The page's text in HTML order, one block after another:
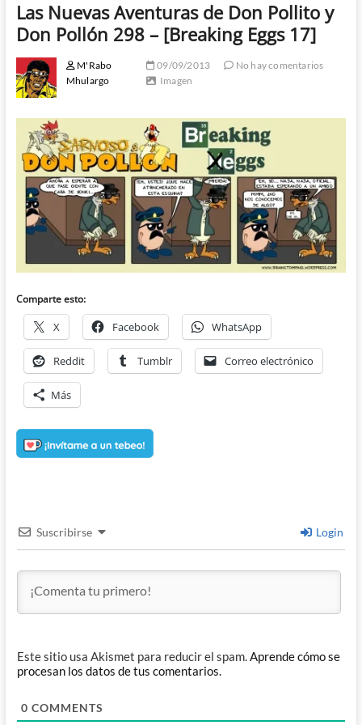
Las Nuevas Aventuras de Don Pollito y
Don Pollón 298 – [Breaking Eggs 17]
M'Rabo
Mhulargo
09/09/2013
No hay comentarios
Imagen
Comparte esto:
X Facebook WhatsApp
Reddit Tumblr Correo electrónico
Más
Suscribirse Login
Este sitio usa Akismet para reducir el spam.Aprende cómo se
procesan los datos de tus comentarios.
0 COMMENTS